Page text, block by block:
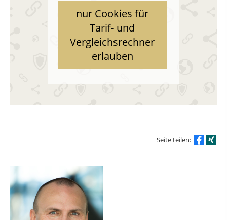
nur Cookies für
Tarif- und
Vergleichsrechner
erlauben
Seite teilen: